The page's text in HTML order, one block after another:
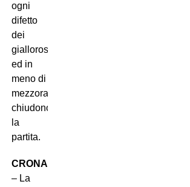
ogni
difetto
dei
giallorossi
ed in
meno di
mezzora
chiudono
la
partita.
CRONACA
– La